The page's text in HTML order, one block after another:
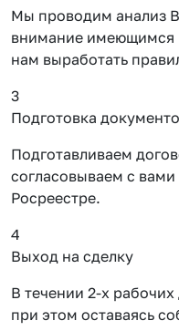
Мы проводим анализ
внимание имеющимся
нам выработать
3
Подготовка
Подготавливаем
согласовываем с
Росреестре.
4
Выход на сделку
В течении 2-х
при этом оставаясь